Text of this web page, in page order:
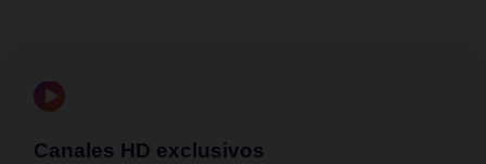
Canales HD exclusivos